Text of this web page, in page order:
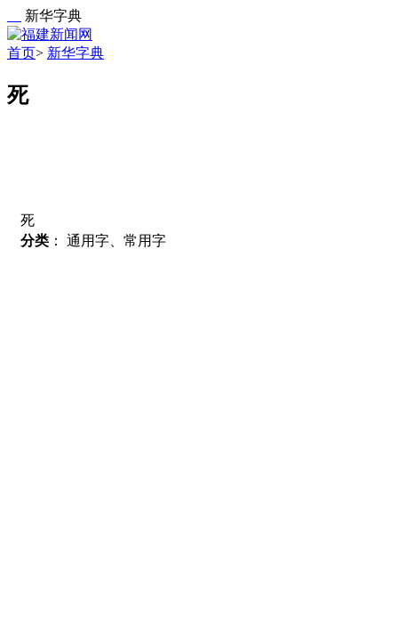
新华字典
首页> 新华字典
死
死
分类 ： 通用字、常用字